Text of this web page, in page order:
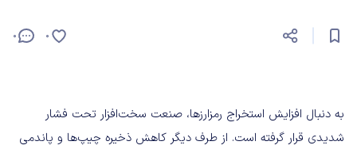
0 0
به دنبال افزایش استخراج رمزارزها، صنعت سخت‌افزار تحت فشار
شدیدی قرار گرفته است. از طرف دیگر کاهش ذخیره چیپ‌ها و پاندمی